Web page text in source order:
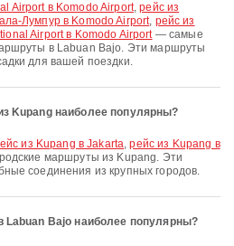
Airport в Komodo Airport,рейс из
Лумпур в Komodo Airport, рейс из
Airport в Komodo Airport— самые
в Labuan Bajo. Эти маршруты
для вашей поездки.
Kupang наиболее популярны?
из Kupang в Jakarta,рейс из Kupang в
маршруты из Kupang. Эти
соединения из крупных городов.
Labuan Bajo наиболее популярны?